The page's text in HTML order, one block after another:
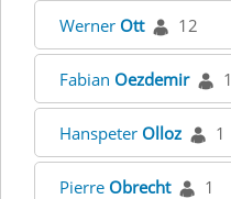
Werner Ott 12
Fabian Oezdemir 1
Hanspeter Olloz 1
Pierre Obrecht 1